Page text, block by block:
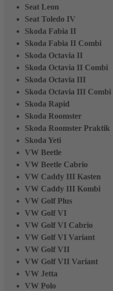
Seat Leon
Seat Toledo IV
Skoda Fabia II
Skoda Fabia II Combi
Skoda Octavia II
Skoda Octavia II Combi
Skoda Octavia III
Skoda Octavia III Combi
Skoda Rapid
Skoda Roomster
Skoda Roomster Praktik
Skoda Yeti
VW Beetle
VW Beetle Cabrio
VW Caddy III Kasten
VW Caddy III Kombi
VW Golf Plus
VW Golf VI
VW Golf VI Cabrio
VW Golf VI Variant
VW Golf VII
VW Golf VII Variant
VW Jetta
VW Polo